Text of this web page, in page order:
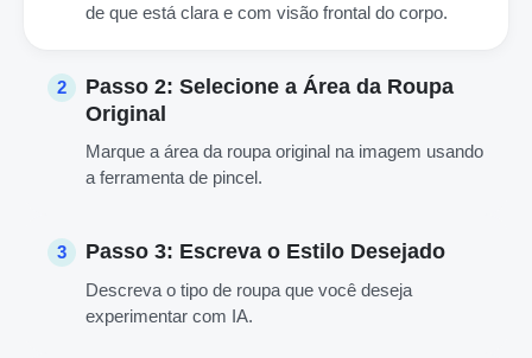
de que está clara e com visão frontal do corpo.
2
Passo 2: Selecione a Área da Roupa
Original
Marque a área da roupa original na imagem usando
a ferramenta de pincel.
3 Passo 3: Escreva o Estilo Desejado
Descreva o tipo de roupa que você deseja
experimentar com IA.